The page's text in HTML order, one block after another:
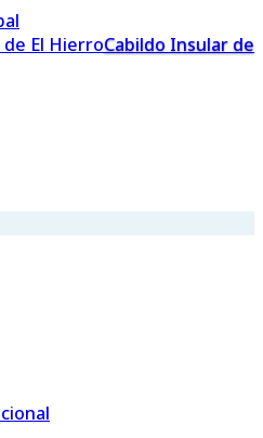
Cabildo Insular de